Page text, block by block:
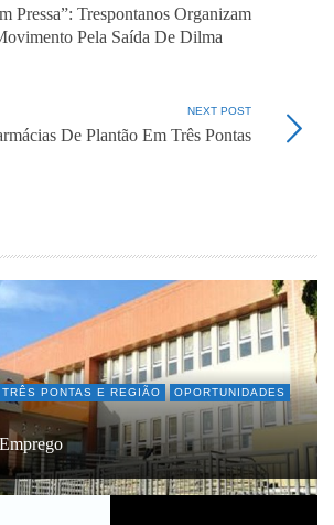
Pressa”: Trespontanos Organizam
Pela Saída De Dilma
NEXT POST
De Plantão Em Três Pontas
PONTAS E REGIÃO
OPORTUNIDADES